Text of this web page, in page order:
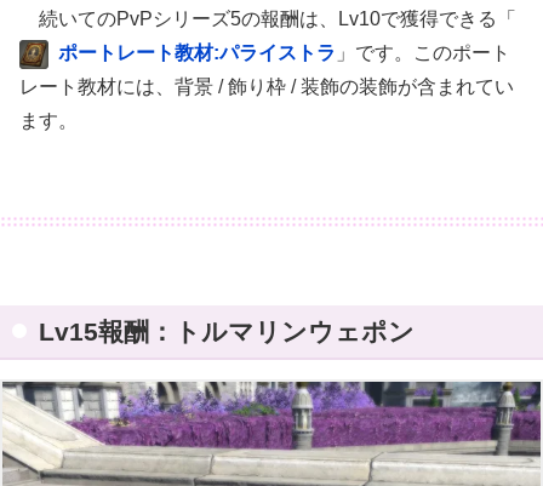
続いてのPvPシリーズ5の報酬は、Lv10で獲得できる「
ポートレート教材:パライストラ 」です。このポート
レート教材には、背景 / 飾り枠 / 装飾の装飾が含まれてい
ます。
Lv15報酬：トルマリンウェポン